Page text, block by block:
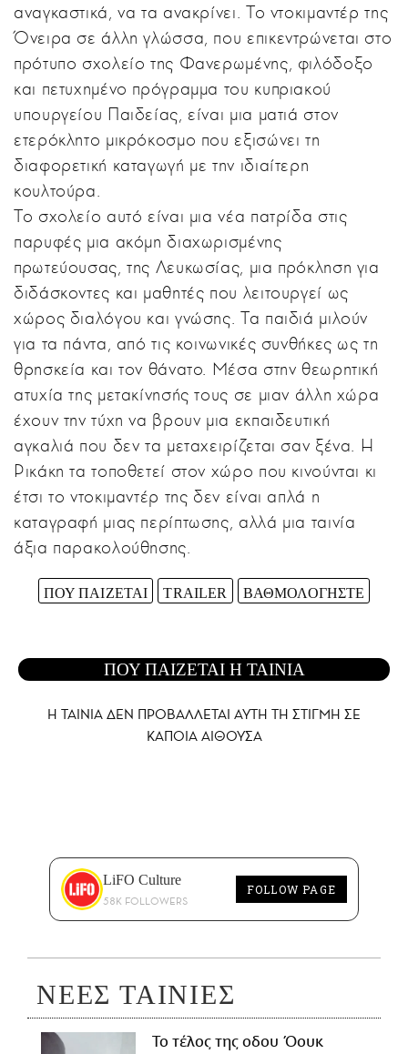
αναγκαστικά, να τα ανακρίνει. Το ντοκιμαντέρ της
Όνειρα σε άλλη γλώσσα, που επικεντρώνεται στο
πρότυπο σχολείο της Φανερωμένης, φιλόδοξο
και πετυχημένο πρόγραμμα του κυπριακού
υπουργείου Παιδείας, είναι μια ματιά στον
ετερόκλητο μικρόκοσμο που εξισώνει τη
διαφορετική καταγωγή με την ιδιαίτερη
κουλτούρα.
Το σχολείο αυτό είναι μια νέα πατρίδα στις
παρυφές μια ακόμη διαχωρισμένης
πρωτεύουσας, της Λευκωσίας, μια πρόκληση για
διδάσκοντες και μαθητές που λειτουργεί ως
χώρος διαλόγου και γνώσης. Τα παιδιά μιλούν
για τα πάντα, από τις κοινωνικές συνθήκες ως τη
θρησκεία και τον θάνατο. Μέσα στην θεωρητική
ατυχία της μετακίνησής τους σε μιαν άλλη χώρα
έχουν την τύχη να βρουν μια εκπαιδευτική
αγκαλιά που δεν τα μεταχειρίζεται σαν ξένα. Η
Ρικάκη τα τοποθετεί στον χώρο που κινούνται κι
έτσι το ντοκιμαντέρ της δεν είναι απλά η
καταγραφή μιας περίπτωσης, αλλά μια ταινία
άξια παρακολούθησης.
ΠΟΥ ΠΑΙΖΕΤΑΙ TRAILER ΒΑΘΜΟΛΟΓΗΣΤΕ
ΠΟΥ ΠΑΙΖΕΤΑΙ Η ΤΑΙΝΙΑ
Η ΤΑΙΝΙΑ ΔΕΝ ΠΡΟΒΑΛΛΕΤΑΙ AYTH ΤΗ ΣΤΙΓΜΗ ΣΕ
ΚΑΠΟΙΑ ΑΙΘΟΥΣΑ
LiFO Culture
58K FOLLOWERS
FOLLOW PAGE
ΝΕΕΣ ΤΑΙΝΙΕΣ
Το τέλος της οδου Όουκ